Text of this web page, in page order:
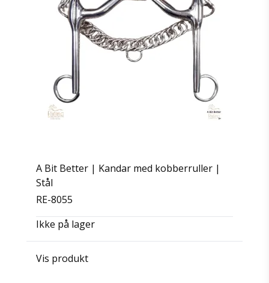
A Bit Better | Kandar med kobberruller |
Stål
RE-8055
Ikke på lager
Vis produkt